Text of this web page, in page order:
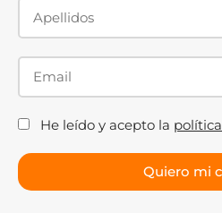
He leído y acepto la